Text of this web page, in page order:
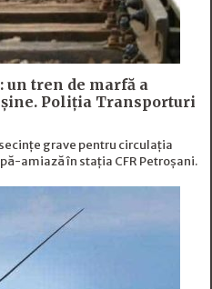
un tren de marfă a
Poliția Transporturi
grave pentru circulația
amiază în stația CFR Petroșani.